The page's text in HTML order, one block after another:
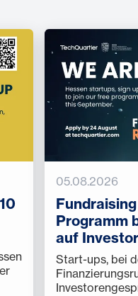
05.08.2026
Programm
auf
Start-ups, bei